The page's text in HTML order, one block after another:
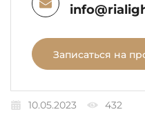
Записаться на
10.05.2023 432